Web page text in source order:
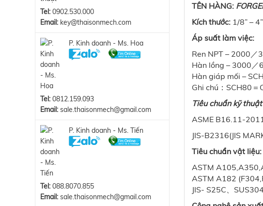
Tel: 0902.530.000
Email: key@thaisonmech.com
P. Kinh doanh - Ms. Hoa
Tel: 0812.159.093
Email: sale.thaisonmech@gmail.com
P. Kinh doanh - Ms. Tiến
Tel: 088.8070.855
Email: sale.thaisonmech@gmail.com
TÊN HÀNG:
Kích thước: 1/8” – 4”
Áp suất làm việc:
Ren NPT – 2000／
Hàn lồng – 3000／
Hàn giáp mối –
Ghi chú：SCH80
Tiêu chuẩn kỹ
ASME B16.11-
JIS-B2316(JIS
Tiêu chuẩn vật liệu:
ASTM
ASTM A182
JIS- S25C、